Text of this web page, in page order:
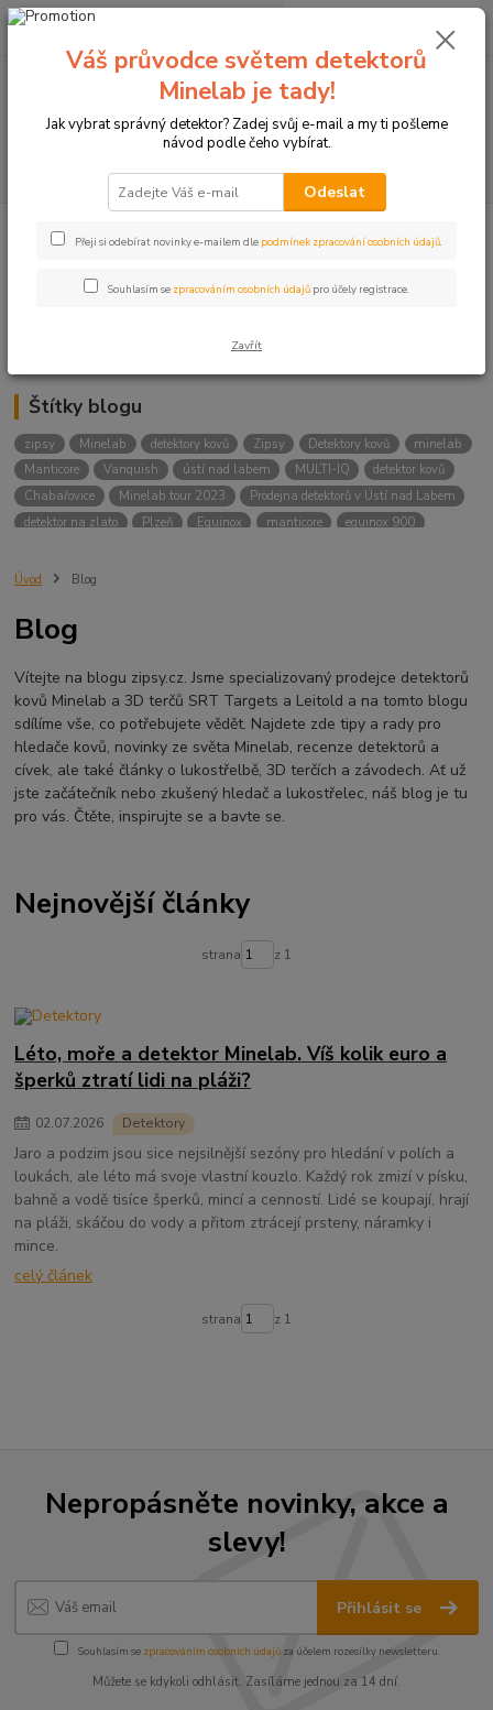
+420774877333
0 Kč
Kategorie blogu
Detektory
Štítky blogu
zipsy Minelab detektory kovů Zipsy Detektory kovů
minelab
Manticore
Vanquish ústí nad labem MULTI-IQ
detektor kovů
Chabařovice
Minelab tour 2023
Prodejna detektorů v Ústí nad Labem
detektor na zlato
Plzeň Equinox manticore
equinox 900
Sraz detektorářů
ÚSTÍ NAD LABEM
Jídlo na cesty
Mníšek u Liberece Karlovy Vary
Equinox 900
Soutěž o detektor
Severní Čechy
hledání pokladů
technologie Multi IQ
Úvod Blog
Blog
Vítejte na blogu zipsy.cz. Jsme specializovaný prodejce detektorů
kovů Minelab a 3D terčů SRT Targets a Leitold a na tomto blogu
sdílíme vše, co potřebujete vědět. Najdete zde tipy a rady pro
hledače kovů, novinky ze světa Minelab, recenze detektorů a
cívek, ale také články o lukostřelbě, 3D terčích a závodech. Ať už
jste začátečník nebo zkušený hledač a lukostřelec, náš blog je tu
pro vás. Čtěte, inspirujte se a bavte se.
Nejnovější články
strana z 1
Léto, moře a detektor Minelab. Víš kolik euro a
šperků ztratí lidi na pláži?
02.07.2026 Detektory
Jaro a podzim jsou sice nejsilnější sezóny pro hledání v polích a
loukách, ale léto má svoje vlastní kouzlo. Každý rok zmizí v písku,
bahně a vodě tisíce šperků, mincí a cenností. Lidé se koupají, hrají
na pláži, skáčou do vody a přitom ztrácejí prsteny, náramky i
mince.
celý článek
strana z 1
Nepropásněte novinky, akce a
slevy!
Přihlásit se
Souhlasím se zpracováním osobních údajůza účelem rozesílky newsletteru.
Můžete se kdykoli odhlásit. Zasíláme jednou za 14 dní.
Váš průvodce světem detektorů
Minelab je tady!
Jak vybrat správný detektor? Zadej svůj e-mail a my ti pošleme
návod podle čeho vybírat.
Odeslat
Přeji si odebírat novinky e-mailem dle podmínek zpracování osobních údajů.
Souhlasím se zpracováním osobních údajů pro účely registrace.
Zavřít